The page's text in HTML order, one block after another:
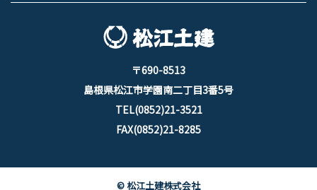
〒690-8513
島根県松江市学園南二丁目3番5号
TEL(0852)21-3521
FAX(0852)21-8285
© 松江土建株式会社